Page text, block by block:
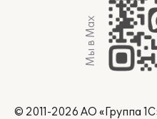
Мы в Max
© 2011-2026 АО «Группа